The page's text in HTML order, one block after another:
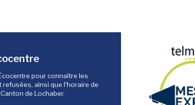
pour connaître les
ainsi que l'horaire de
de Lochaber.